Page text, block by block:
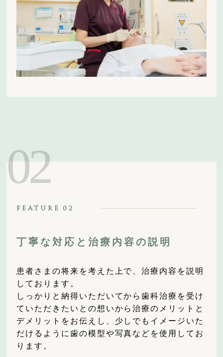
02
FEATURE 02
丁寧な対応と治療内容の説明
患者さまの将来を考えた上で、治療内容を説明
しております。
しっかりと納得いただいてから歯科治療を受け
ていただきたいとの想いから治療のメリットと
デメリットをお伝えし、少しでもイメージいた
だけるように歯の模型や写真などを使用してお
ります。